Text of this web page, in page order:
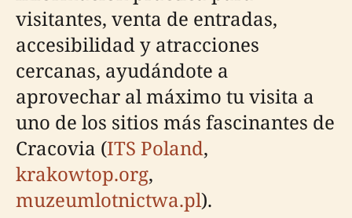
visitantes, venta de entradas,
accesibilidad y atracciones
cercanas, ayudándote a
aprovechar al máximo tu visita a
uno de los sitios más fascinantes de
Cracovia (ITS Poland,
krakowtop.org,
muzeumlotnictwa.pl).